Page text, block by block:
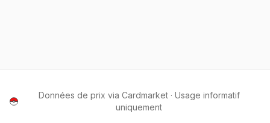
Données de prix via Cardmarket · Usage informatif
uniquement